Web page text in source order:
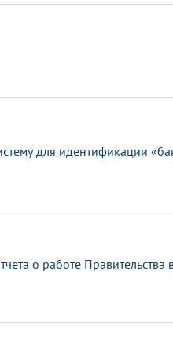
для идентификации
о работе Правительства